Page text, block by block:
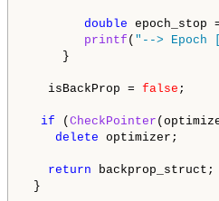
double epoch_stop
printf ( "--> Epoch
}
isBackProp = false ;
if ( CheckPointer
delete optimizer;
return backprop_struct;
}